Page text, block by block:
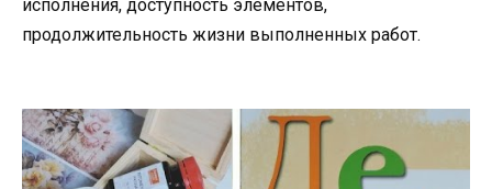
исполнения, доступность элементов,
продолжительность жизни выполненных работ.